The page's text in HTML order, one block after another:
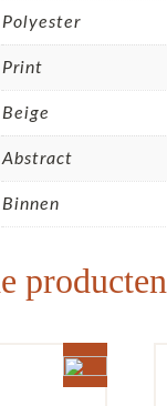
Polyester
Print
Beige
Abstract
Binnen
producten